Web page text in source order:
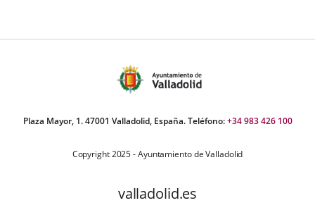
Plaza Mayor, 1. 47001 Valladolid, España. Teléfono:+34 983 426 100
Copyright 2025 - Ayuntamiento de Valladolid
valladolid.es